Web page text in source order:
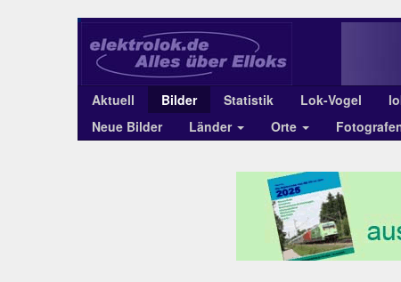
Aktuell Bilder Statistik Lok-Vogel
Neue Bilder
Länder Orte